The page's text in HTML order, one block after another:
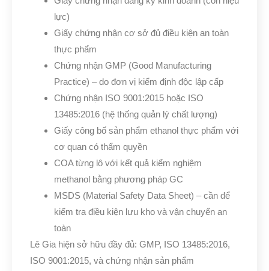
lực)
Giấy chứng nhận cơ sở đủ điều kiện an toàn
thực phẩm
Chứng nhận GMP (Good Manufacturing
Practice) – do đơn vị kiểm định độc lập cấp
Chứng nhận ISO 9001:2015 hoặc ISO
13485:2016 (hệ thống quản lý chất lượng)
Giấy công bố sản phẩm ethanol thực phẩm với
cơ quan có thẩm quyền
COA từng lô với kết quả kiểm nghiệm
methanol bằng phương pháp GC
MSDS (Material Safety Data Sheet) – cần để
kiểm tra điều kiện lưu kho và vận chuyển an
toàn
Lê Gia hiện sở hữu đầy đủ: GMP, ISO 13485:2016,
ISO 9001:2015, và chứng nhận sản phẩm